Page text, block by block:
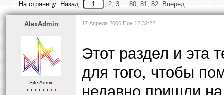
На страницу: Назад , 2, 3... 80, 81, 82 Вперёд
AlexAdmin
Site Admin
17 Апреля 2006 Пон 12:32:22
Этот раздел и эта
для того, чтобы